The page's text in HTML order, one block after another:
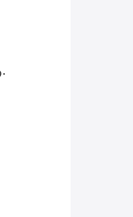
ومن المثير للاهتمام أن العديد من الشركات تكتشف أن الإدارة الموحدة تتطلب تخطيطًا يكاد يضاهي تخطيط عملية الشراء الأصلية نفسها.